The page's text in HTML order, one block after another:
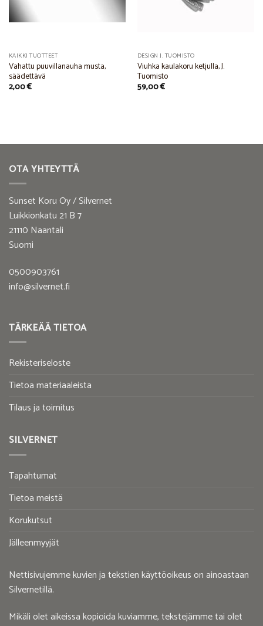
KAIKKI TUOTTEET
Vahattu puuvillanauha musta,
säädettävä
2,00€
DESIGN J. TUOMISTO
Viuhka kaulakoru ketjulla, J.
Tuomisto
59,00€
OTA YHTEYTTÄ
Sunset Koru Oy / Silvernet
Luikkionkatu 21 B 7
21110 Naantali
Suomi
0500903761
info@silvernet.fi
TÄRKEÄÄ TIETOA
Rekisteriseloste
Tietoa materiaaleista
Tilaus ja toimitus
SILVERNET
Tapahtumat
Tietoa meistä
Korukutsut
Jälleenmyyjät
Nettisivujemme kuvien ja tekstien käyttöoikeus on ainoastaan
Silvernetillä.
Mikäli olet aikeissa kopioida kuviamme, tekstejämme tai olet